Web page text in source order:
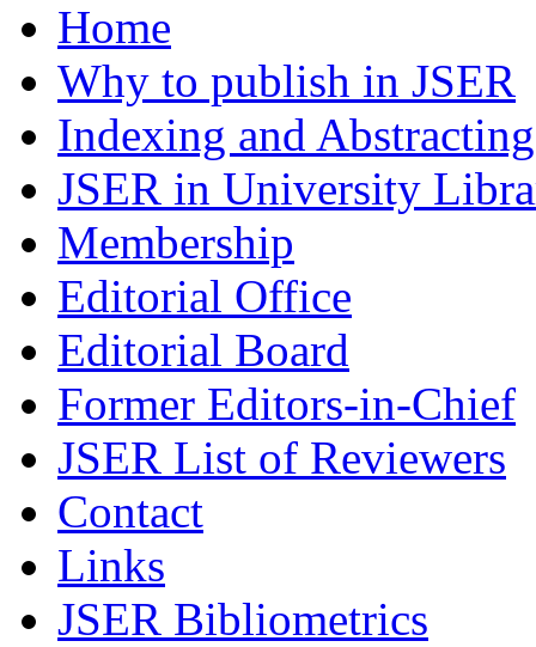
Home
Why to publish in JSER
Indexing and Abstracting
JSER in University
Membership
Editorial Office
Editorial Board
Former Editors-in-Chief
JSER List of Reviewers
Contact
Links
JSER Bibliometrics